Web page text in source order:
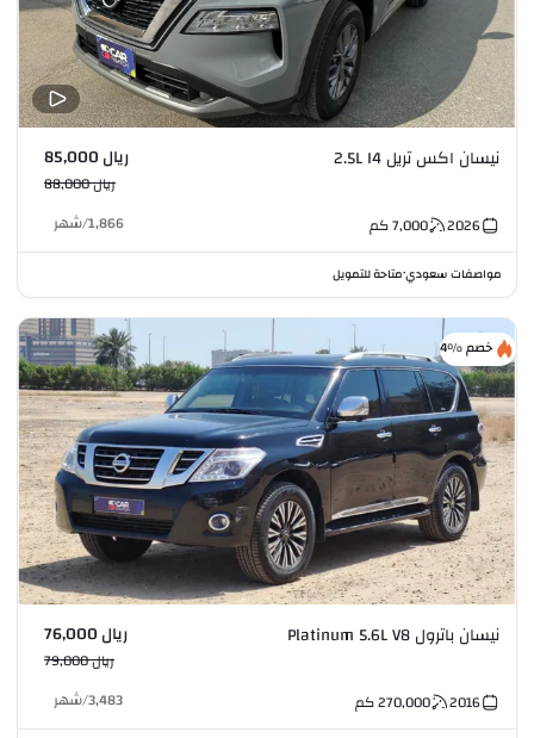
نيسان اكس تريل 2.5L I4 ريال 85,000
ريال 88,000
2026
7,000كم 1,866
/شهر
مواصفات سعودي•متاحة للتمويل
خصم %4
نيسان باترول Platinum 5.6L V8 ريال 76,000
ريال 79,000
2016
270,000كم 3,483
/شهر